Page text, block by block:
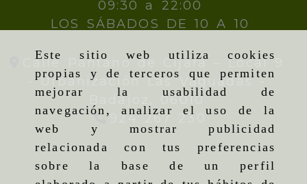
Este sitio web utiliza cookies
propias y de terceros que permiten
mejorar la usabilidad de
navegación, analizar el uso de la
web y mostrar publicidad
relacionada con tus preferencias
sobre la base de un perfil
09:30 a 22:00
LOS SÁBADOS DE 10 A 10
Calle Pantano de Cijara – Local 9
- Urbanización Las Vaguadas -
Badajoz,
06010
924 267 230